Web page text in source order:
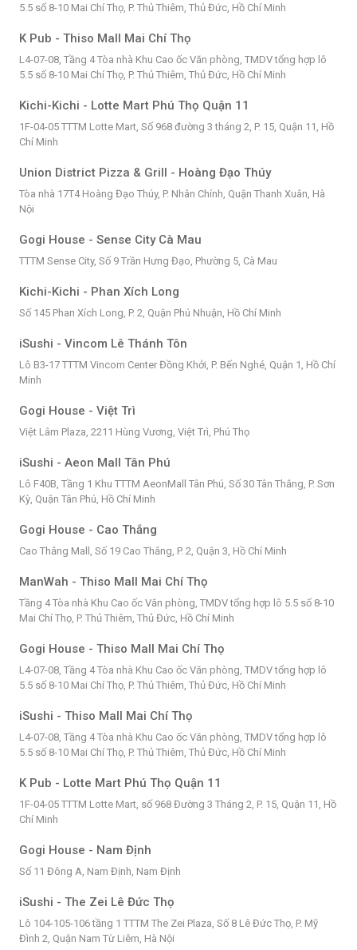
5.5 số 8-10 Mai Chí Thọ, P. Thủ Thiêm, Thủ Đức, Hồ Chí Minh
K Pub - Thiso Mall Mai Chí Thọ
L4-07-08, Tầng 4 Tòa nhà Khu Cao ốc Văn phòng, TMDV tổng hợp lô
5.5 số 8-10 Mai Chí Thọ, P. Thủ Thiêm, Thủ Đức, Hồ Chí Minh
Kichi-Kichi - Lotte Mart Phú Thọ Quận 11
1F-04-05 TTTM Lotte Mart, Số 968 đường 3 tháng 2, P. 15, Quận 11, Hồ
Chí Minh
Union District Pizza & Grill - Hoàng Đạo Thúy
Tòa nhà 17T4 Hoàng Đạo Thúy, P. Nhân Chính, Quận Thanh Xuân, Hà
Nội
Gogi House - Sense City Cà Mau
TTTM Sense City, Số 9 Trần Hưng Đạo, Phường 5, Cà Mau
Kichi-Kichi - Phan Xích Long
Số 145 Phan Xích Long, P. 2, Quận Phú Nhuận, Hồ Chí Minh
iSushi - Vincom Lê Thánh Tôn
Lô B3-17 TTTM Vincom Center Đồng Khởi, P. Bến Nghé, Quận 1, Hồ Chí
Minh
Gogi House - Việt Trì
Việt Lâm Plaza, 2211 Hùng Vương, Việt Trì, Phú Thọ
iSushi - Aeon Mall Tân Phú
Lô F40B, Tầng 1 Khu TTTM AeonMall Tân Phú, Số 30 Tân Thắng, P. Sơn
Kỳ, Quận Tân Phú, Hồ Chí Minh
Gogi House - Cao Thắng
Cao Thắng Mall, Số 19 Cao Thắng, P. 2, Quận 3, Hồ Chí Minh
ManWah - Thiso Mall Mai Chí Thọ
Tầng 4 Tòa nhà Khu Cao ốc Văn phòng, TMDV tổng hợp lô 5.5 số 8-10
Mai Chí Thọ, P. Thủ Thiêm, Thủ Đức, Hồ Chí Minh
Gogi House - Thiso Mall Mai Chí Thọ
L4-07-08, Tầng 4 Tòa nhà Khu Cao ốc Văn phòng, TMDV tổng hợp lô
5.5 số 8-10 Mai Chí Thọ, P. Thủ Thiêm, Thủ Đức, Hồ Chí Minh
iSushi - Thiso Mall Mai Chí Thọ
L4-07-08, Tầng 4 Tòa nhà Khu Cao ốc Văn phòng, TMDV tổng hợp lô
5.5 số 8-10 Mai Chí Thọ, P. Thủ Thiêm, Thủ Đức, Hồ Chí Minh
K Pub - Lotte Mart Phú Thọ Quận 11
1F-04-05 TTTM Lotte Mart, số 968 Đường 3 Tháng 2, P. 15, Quận 11, Hồ
Chí Minh
Gogi House - Nam Định
Số 11 Đông A, Nam Định, Nam Định
iSushi - The Zei Lê Đức Thọ
Lô 104-105-106 tầng 1 TTTM The Zei Plaza, Số 8 Lê Đức Thọ, P. Mỹ
Đình 2, Quận Nam Từ Liêm, Hà Nội